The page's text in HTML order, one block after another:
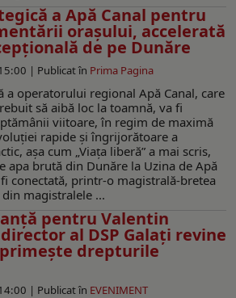
a Apă Canal pentru
orașului, accelerată
de pe Dunăre
| Publicat în Prima Pagina
a operatorului regional Apă Canal, care
să aibă loc la toamnă, va fi
viitoare, în regim de maximă
rapide și îngrijorătoare a
așa cum „Viața liberă” a mai scris,
apa brută din Dunăre la Uzina de Apă
conectată, printr-o magistrală-bretea
magistralele ...
pentru Valentin
al DSP Galați revine
drepturile
| Publicat în EVENIMENT